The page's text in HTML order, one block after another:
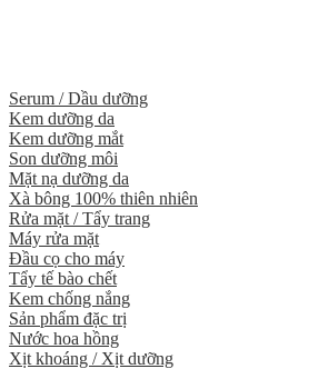
Serum / Dầu dưỡng
Kem dưỡng da
Kem dưỡng mắt
Son dưỡng môi
Mặt nạ dưỡng da
Xà bông 100% thiên nhiên
Rửa mặt / Tẩy trang
Máy rửa mặt
Đầu cọ cho máy
Tẩy tế bào chết
Kem chống nắng
Sản phẩm đặc trị
Nước hoa hồng
Xịt khoáng / Xịt dưỡng